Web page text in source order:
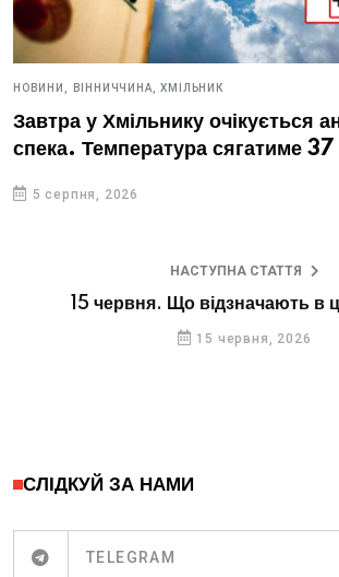
НОВИНИ, ВІННИЧЧИНА, ХМІЛЬНИК
Завтра у Хмільнику очікується
спека. Температура сягатиме 37
5 серпня, 2026
НАСТУПНА СТАТТЯ
15 червня. Що відзначають в
15 червня, 2026
СЛІДКУЙ ЗА НАМИ
TELEGRAM